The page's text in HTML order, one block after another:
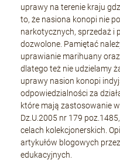
uprawy na terenie kraju
to, że nasiona konopi nie
narkotycznych, sprzedaż i
dozwolone. Pamiętać
uprawianie marihuany
dlatego też nie udzielamy
uprawy nasion konopi
odpowiedzialności za
które mają zastosowanie
Dz.U.2005 nr 179
celach kolekcjonerskich.
artykułów blogowych
edukacyjnych.